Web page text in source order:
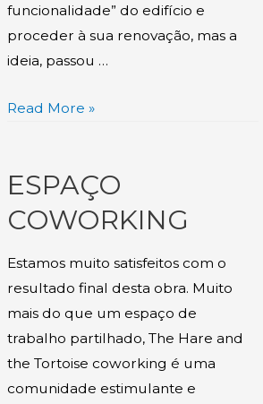
funcionalidade” do edifício e
proceder à sua renovação, mas a
ideia, passou …
Read More »
ESPAÇO
COWORKING
Estamos muito satisfeitos com o
resultado final desta obra. Muito
mais do que um espaço de
trabalho partilhado, The Hare and
the Tortoise coworking é uma
comunidade estimulante e